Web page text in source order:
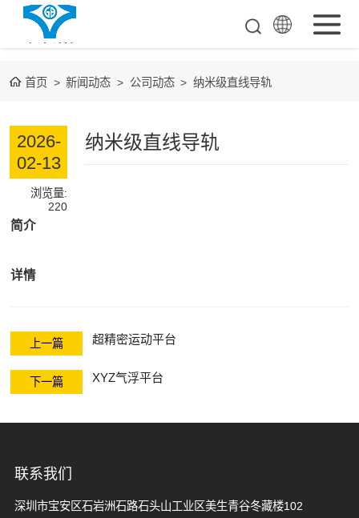
首页 > 新闻动态 > 公司动态 > 纳米级直线导轨
2026-
02-13
浏览量:
220
纳米级直线导轨
简介
详情
上一篇 超精密运动平台
下一篇 XYZ气浮平台
联系我们
深圳市宝安区石岩洲石路石头山工业区美生青谷冬藏楼102
超超精密工业母
机
单点金钢石车床
空气悬浮导轨
测量检测整机
测量检测整机
空气电主轴与转
台